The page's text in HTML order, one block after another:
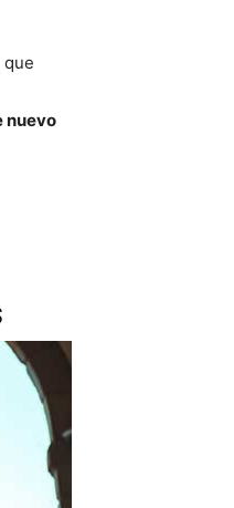
que
nuevo